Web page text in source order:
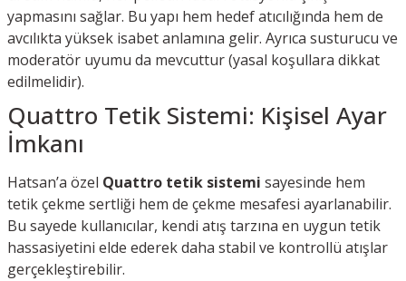
yapmasını sağlar. Bu yapı hem hedef atıcılığında hem de
avcılıkta yüksek isabet anlamına gelir. Ayrıca susturucu ve
moderatör uyumu da mevcuttur (yasal koşullara dikkat
edilmelidir).
Quattro Tetik Sistemi: Kişisel Ayar
İmkanı
Hatsan’a özel Quattro tetik sistemi sayesinde hem
tetik çekme sertliği hem de çekme mesafesi ayarlanabilir.
Bu sayede kullanıcılar, kendi atış tarzına en uygun tetik
hassasiyetini elde ederek daha stabil ve kontrollü atışlar
gerçekleştirebilir.